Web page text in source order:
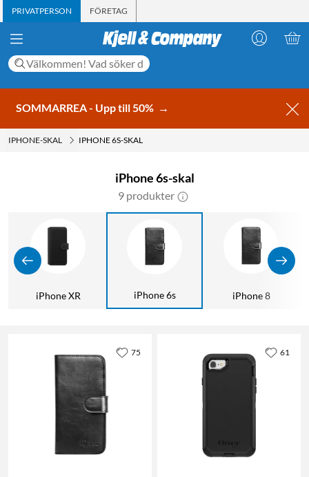
PRIVATPERSON FÖRETAG
SOMMARREA - Upp till 50% →
IPHONE-SKAL IPHONE 6S-SKAL
iPhone 6s-skal
9 produkter
iPhone XR iPhone 6s iPhone 8
75 61